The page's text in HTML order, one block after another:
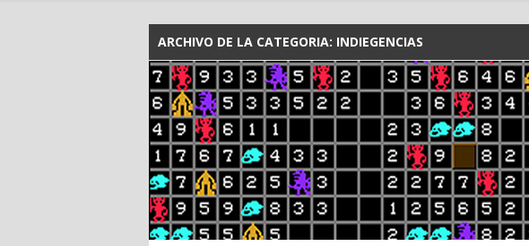
ARCHIVO DE LA CATEGORIA: INDIEGENCIAS